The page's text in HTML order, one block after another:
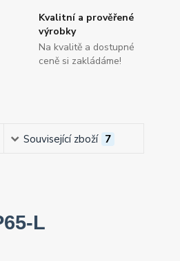
Kvalitní a prověřené
výrobky
Na kvalitě a dostupné
ceně si zakládáme!
Související zboží 7
L